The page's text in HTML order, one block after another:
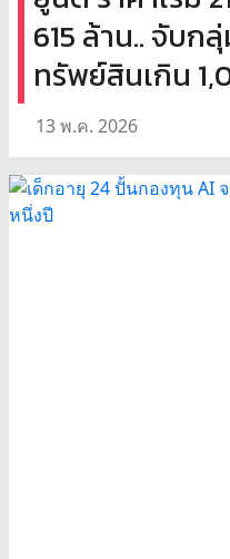
615 ล้าน.. จับก
ทรัพย์สินเกิน
13 พ.ค. 2026